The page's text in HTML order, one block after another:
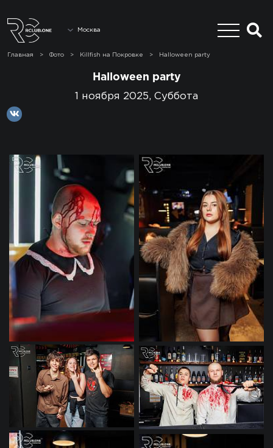
Москва
Главная > Фото > Killfish на Покровке > Halloween party
Halloween party
1 ноября 2025, Суббота